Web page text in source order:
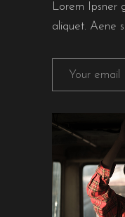
Lorem Ipsner
aliquet. Aene
FOLLOW